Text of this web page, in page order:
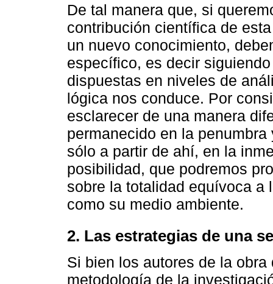
De tal manera que, si
contribución científica de
un nuevo conocimiento,
específico, es decir
dispuestas en niveles de
lógica nos conduce. Por
esclarecer de una manera
permanecido en la
sólo a partir de ahí, en la
posibilidad, que podremos
sobre la totalidad equívoca a
como su medio ambiente.
2. Las estrategias de una
Si bien los autores de la
metodología de la